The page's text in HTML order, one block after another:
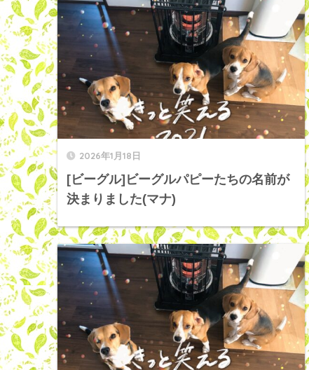
2026年1月18日
[ビーグル]ビーグルパピーたちの名前が
決まりました(マナ)